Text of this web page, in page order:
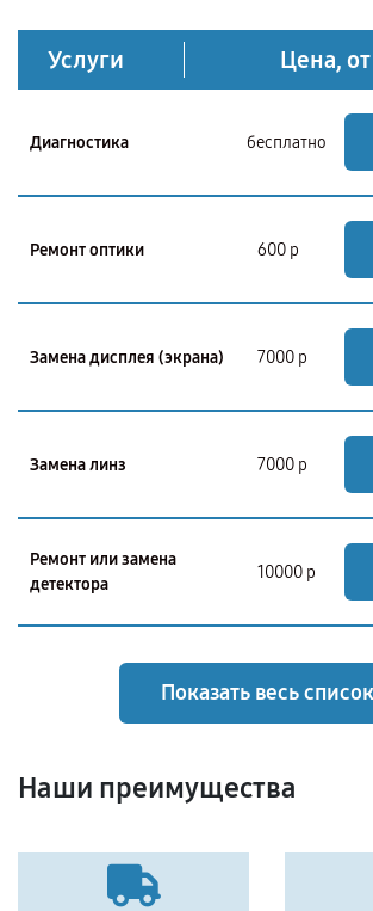
Услуги Цена, от
Диагностика бесплатно
Ремонт оптики 600 р
Замена дисплея (экрана) 7000 р
Замена линз 7000 р
Ремонт или замена
детектора
10000 р
Показать весь список
Наши преимущества